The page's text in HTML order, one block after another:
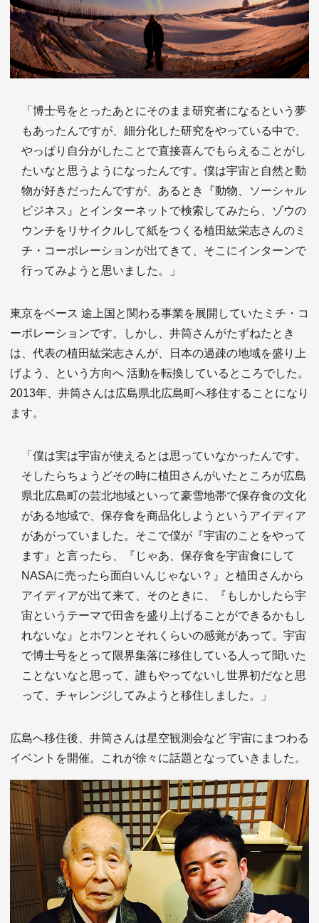
「博士号をとったあとにそのまま研究者になるという夢
もあったんですが、細分化した研究をやっている中で、
やっぱり自分がしたことで直接喜んでもらえることがし
たいなと思うようになったんです。僕は宇宙と自然と動
物が好きだったんですが、あるとき『動物、ソーシャル
ビジネス』とインターネットで検索してみたら、ゾウの
ウンチをリサイクルして紙をつくる植田紘栄志さんのミ
チ・コーポレーションが出てきて、そこにインターンで
行ってみようと思いました。」
東京をベース 途上国と関わる事業を展開していたミチ・コ
ーポレーションです。しかし、井筒さんがたずねたとき
は、代表の植田紘栄志さんが、日本の過疎の地域を盛り上
げよう、という方向へ 活動を転換しているところでした。
2013年、井筒さんは広島県北広島町へ移住することになり
ます。
「僕は実は宇宙が使えるとは思っていなかったんです。
そしたらちょうどその時に植田さんがいたところが広島
県北広島町の芸北地域といって豪雪地帯で保存食の文化
がある地域で、保存食を商品化しようというアイディア
があがっていました。そこで僕が『宇宙のことをやって
ます』と言ったら、『じゃあ、保存食を宇宙食にして
NASAに売ったら面白いんじゃない？』と植田さんから
アイディアが出て来て、そのときに、『もしかしたら宇
宙というテーマで田舎を盛り上げることができるかもし
れないな』とホワンとそれくらいの感覚があって。宇宙
で博士号をとって限界集落に移住している人って聞いた
ことないなと思って、誰もやってないし世界初だなと思
って、チャレンジしてみようと移住しました。」
広島へ移住後、井筒さんは星空観測会など 宇宙にまつわる
イベントを開催。これが徐々に話題となっていきました。